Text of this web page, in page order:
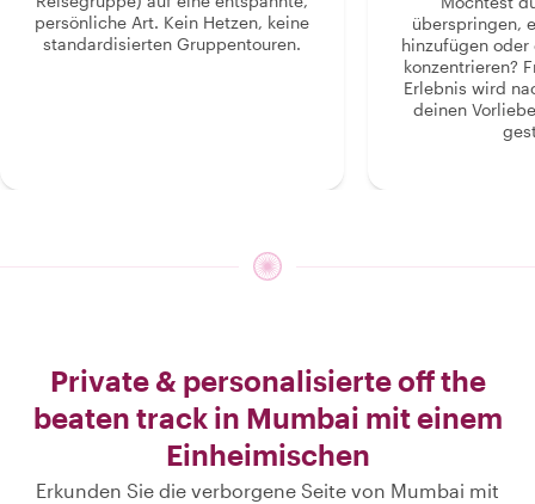
persönliche Art. Kein Hetzen, keine
standardisierten Gruppentouren.
überspringen,
hinzufügen
konzentrieren?
Erlebnis wird
deinen
Private & personalisierte off the
beaten track in Mumbai mit einem
Einheimischen
Erkunden Sie die verborgene Seite von Mumbai mit